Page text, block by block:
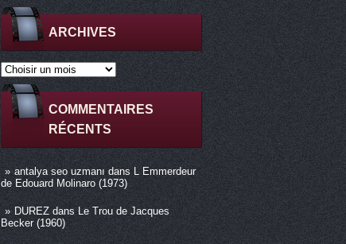
ARCHIVES
COMMENTAIRES
RÉCENTS
antalya seo uzmanıdans L Emmerdeur
de Edouard Molinaro (1973)
DUREZdans Le Trou de Jacques
Becker (1960)